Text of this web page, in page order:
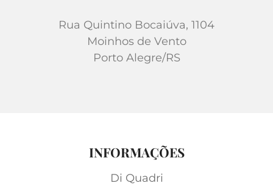
Rua Quintino Bocaiúva, 1104
Moinhos de Vento
Porto Alegre/RS
INFORMAÇÕES
Di Quadri